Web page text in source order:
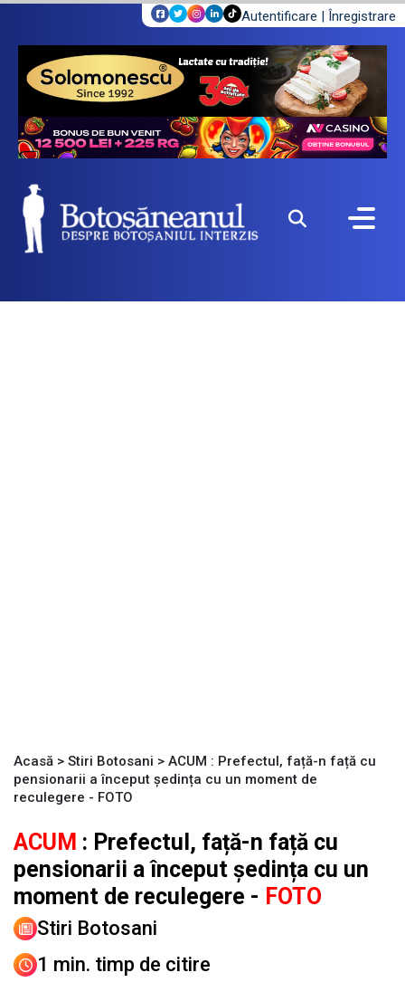
Autentificare | Înregistrare
Acasă > Stiri Botosani > ACUM : Prefectul, față-n față cu
pensionarii a început ședința cu un moment de
reculegere - FOTO
ACUM : Prefectul, față-n față cu
pensionarii a început ședința cu un
moment de reculegere - FOTO
Stiri Botosani
1 min. timp de citire